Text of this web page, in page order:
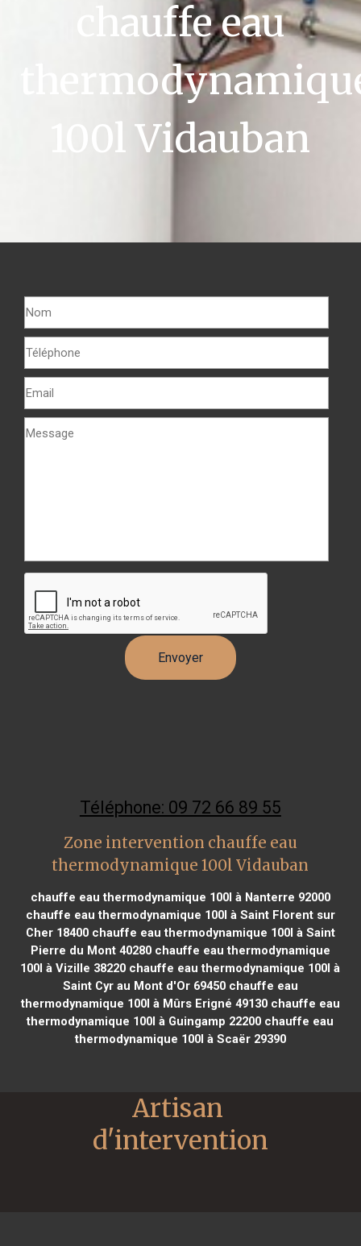
chauffe eau
100l Vidauban
Téléphone: 09 72 66 89 55
Zone intervention chauffe eau
thermodynamique 100l Vidauban
chauffe eau thermodynamique 100l à Nanterre 92000
chauffe eau thermodynamique 100l à Saint Florent sur
Cher 18400chauffe eau thermodynamique 100l à Saint
Pierre du Mont 40280chauffe eau thermodynamique
100l à Vizille 38220 chauffe eau thermodynamique 100l à
Saint Cyr au Mont d'Or 69450chauffe eau
thermodynamique 100l à Mûrs Erigné 49130chauffe eau
thermodynamique 100l à Guingamp 22200 chauffe eau
thermodynamique 100l à Scaër 29390
Artisan
d'intervention